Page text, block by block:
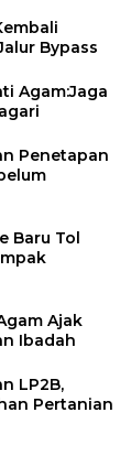
Bypass
Agam:Jaga
Penetapan
Baru Tol
Ajak
Ibadah
LP2B,
Pertanian